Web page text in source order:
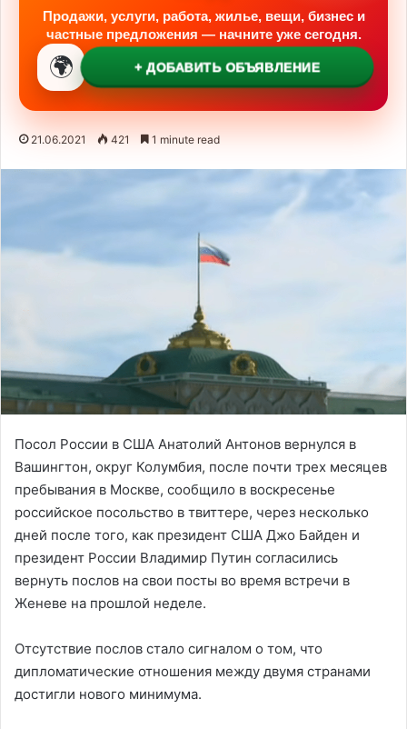
Продажи, услуги, работа, жилье, вещи, бизнес и
частные предложения — начните уже сегодня.
🌍 + ДОБАВИТЬ ОБЪЯВЛЕНИЕ
21.06.2021 421 1 minute read
Посол России в США Анатолий Антонов вернулся в
Вашингтон, округ Колумбия, после почти трех месяцев
пребывания в Москве, сообщило в воскресенье
российское посольство в твиттере, через несколько
дней после того, как президент США Джо Байден и
президент России Владимир Путин согласились
вернуть послов на свои посты во время встречи в
Женеве на прошлой неделе.
Отсутствие послов стало сигналом о том, что
дипломатические отношения между двумя странами
достигли нового минимума.